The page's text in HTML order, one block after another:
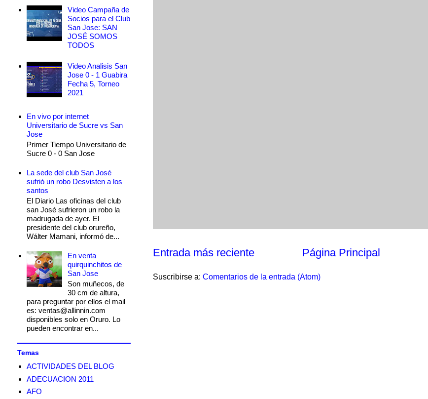
Entrada más reciente Página Principal
Suscribirse a: Comentarios de la entrada (Atom)
Video Campaña de
Socios para el Club
San Jose: SAN
JOSÉ SOMOS
TODOS
Video Analisis San
Jose 0 - 1 Guabira
Fecha 5, Torneo
2021
En vivo por internet
Universitario de Sucre vs San
Jose
Primer Tiempo Universitario de
Sucre 0 - 0 San Jose
La sede del club San José
sufrió un robo Desvisten a los
santos
El Diario Las oficinas del club
san José sufrieron un robo la
madrugada de ayer. El
presidente del club orureño,
Wálter Mamani, informó de...
En venta
quirquinchitos de
San Jose
Son muñecos, de
30 cm de altura,
para preguntar por ellos el mail
es: ventas@allinnin.com
disponibles solo en Oruro. Lo
pueden encontrar en...
Temas
ACTIVIDADES DEL BLOG
ADECUACION 2011
AFO